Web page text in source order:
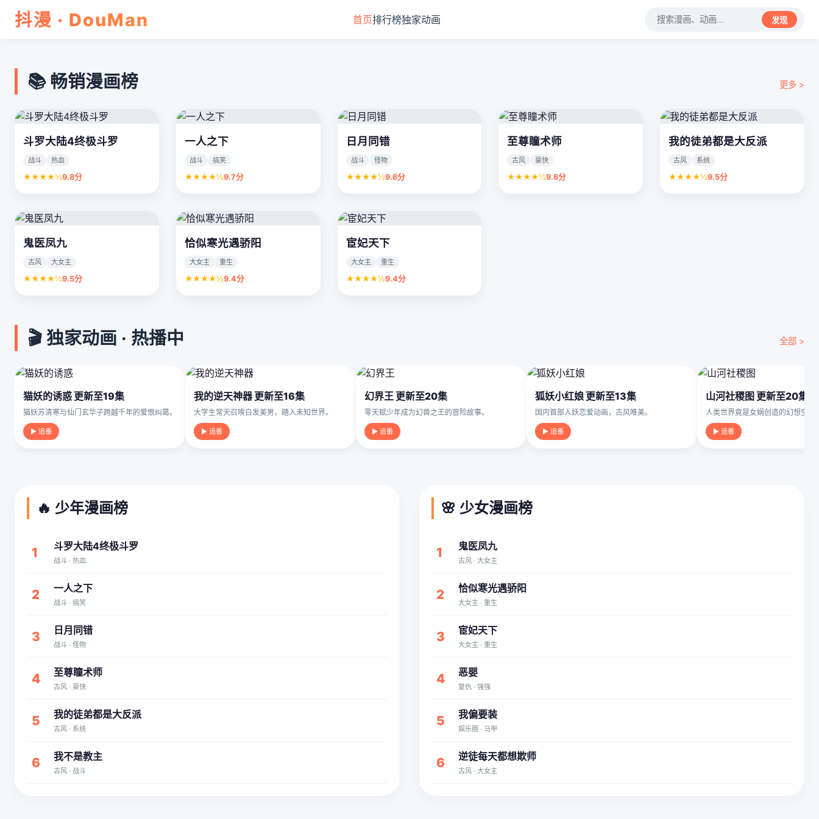
抖漫 · DouMan 首页排行榜独家动画 发现
📚 畅销漫画榜 更多 >
斗罗大陆4终极斗罗
战斗 热血
★★★★½9.8分
一人之下
战斗 搞笑
★★★★½9.7分
日月同错
战斗 怪物
★★★★½9.6分
至尊瞳术师
古风 豪快
★★★★½9.6分
我的徒弟都是大反派
古风 系统
★★★★½9.5分
鬼医凤九
古风 大女主
★★★★½9.5分
恰似寒光遇骄阳
大女主 重生
★★★★½9.4分
宦妃天下
大女主 重生
★★★★½9.4分
🎬 独家动画 · 热播中 全部 >
猫妖的诱惑 更新至19集
猫妖苏清寒与仙门玄华子跨越千年的爱恨纠葛。
▶ 追番
我的逆天神器 更新至16集
大学生常天召唤白发美男，踏入未知世界。
▶ 追番
幻界王 更新至20集
零天赋少年成为幻兽之王的冒险故事。
▶ 追番
狐妖小红娘 更新至13集
国内首部人妖恋爱动画，古风唯美。
▶ 追番
山河社稷图 更新至20集
人类世界竟是女娲创造的幻想空间
▶ 追番
🔥 少年漫画榜
1 斗罗大陆4终极斗罗
战斗 · 热血
2 一人之下
战斗 · 搞笑
3 日月同错
战斗 · 怪物
4 至尊瞳术师
古风 · 豪快
5 我的徒弟都是大反派
古风 · 系统
6 我不是教主
古风 · 战斗
🌸 少女漫画榜
1 鬼医凤九
古风 · 大女主
2 恰似寒光遇骄阳
大女主 · 重生
3 宦妃天下
大女主 · 重生
4 恶婴
复仇 · 强强
5 我偏要装
娱乐圈 · 马甲
6 逆徒每天都想欺师
古风 · 大女主